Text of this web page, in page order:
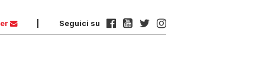
Seguici su